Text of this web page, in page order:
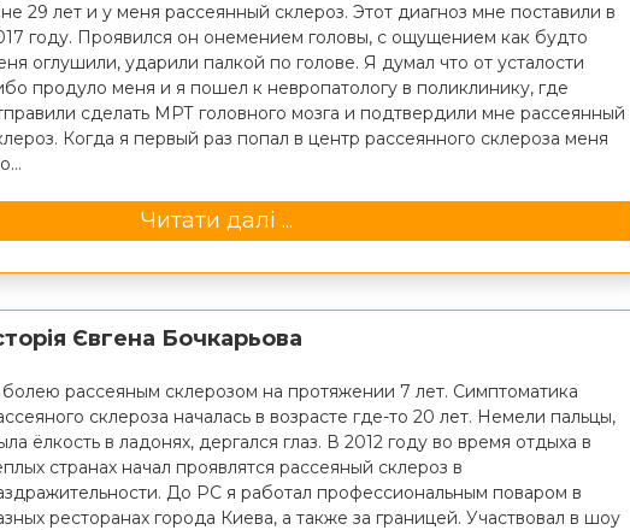
29 лет и у меня рассеянный склероз. Этот диагноз мне поставили в
году. Проявился он онемением головы, с ощущением как будто
оглушили, ударили палкой по голове. Я думал что от усталости
продуло меня и я пошел к невропатологу в поликлинику, где
сделать МРТ головного мозга и подтвердили мне рассеянный
Когда я первый раз попал в центр рассеянного склероза меня
Читати далі ...
Євгена Бочкарьова
рассеяным склерозом на протяжении 7 лет. Симптоматика
склероза началась в возрасте где-то 20 лет. Немели пальцы,
ёлкость в ладонях, дергался глаз. В 2012 году во время отдыха в
странах начал проявлятся рассеяный склероз в
До РС я работал профессиональным поваром в
ресторанах города Киева, а также за границей. Участвовал в шоу